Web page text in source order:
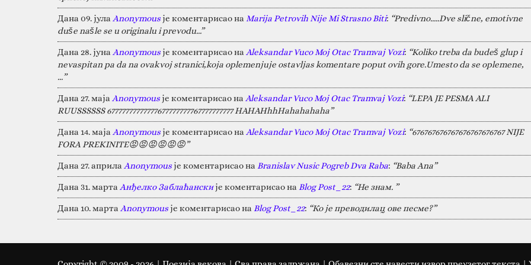
Дана 09. јула Anonymous је коментарисао на Marija Petrovih Nije Mi Strasno Biti: “Predivno.....Dve slične, emotivne
duše našle se u originalu i prevodu...”
Дана 28. јуна Anonymous је коментарисао на Aleksandar Vuco Moj Otac Tramvaj Vozi: “Koliko treba da budeš glup i
nevaspitan pa da na ovakvoj stranici,koja oplemenjuje ostavljas komentare poput ovih gore.Umesto da se oplemene,
…”
Дана 27. маја Anonymous је коментарисао на Aleksandar Vuco Moj Otac Tramvaj Vozi: “LEPA JE PESMA ALI
RUUSSSSSS 67777777777777677777777767777777777 HAHAHhhHahahahaha”
Дана 14. маја Anonymous је коментарисао на Aleksandar Vuco Moj Otac Tramvaj Vozi: “676767676767676767676767 NIJE
FORA PREKINITE😡😡😡😡😡😡”
Дана 27. априла Anonymous је коментарисао на Branislav Nusic Pogreb Dva Raba: “Baba Ana”
Дана 31. марта Анђелко Заблаћанскије коментарисао на Blog Post_22: “Не знам. ”
Дана 10. марта Anonymous је коментарисао на Blog Post_22: “Ко је преводилац ове песме?”